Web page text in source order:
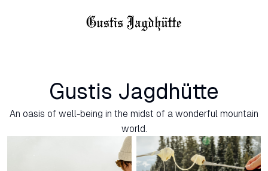
Gustis Jagdhütte
An oasis of well-being in the midst of a wonderful mountain
world.